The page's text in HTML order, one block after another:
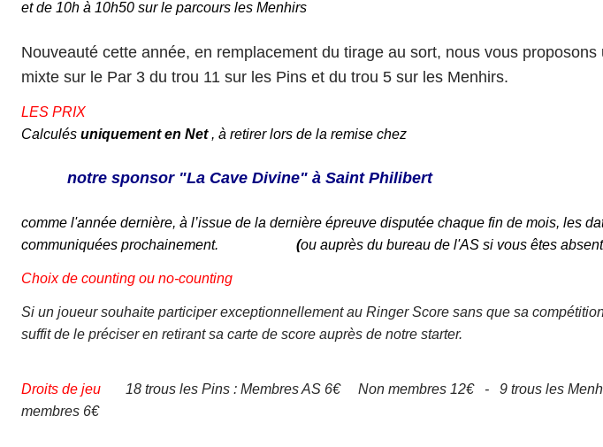
et de 10h à 10h50 sur le parcours les Menhirs
Nouveauté cette année, en remplacement du tirage au sort, nous vous
mixte sur le Par 3 du trou 11 sur les Pins et du trou 5 sur les Menhirs.
LES PRIX
Calculés uniquement en Net , à retirer lors de la remise chez
notre sponsor "La Cave Divine" à Saint Philibert
comme l'année dernière, à l’issue de la dernière épreuve disputée chaque fin de mois, les
communiquées prochainement. (ou auprès du bureau de l'AS si vous êtes
Choix de counting ou no-counting
Si un joueur souhaite participer exceptionnellement au Ringer Score sans que sa
suffit de le préciser en retirant sa carte de score auprès de notre starter.
Droits de jeu 18 trous les Pins : Membres AS 6€ Non membres 12€ - 9 trous les
membres 6€